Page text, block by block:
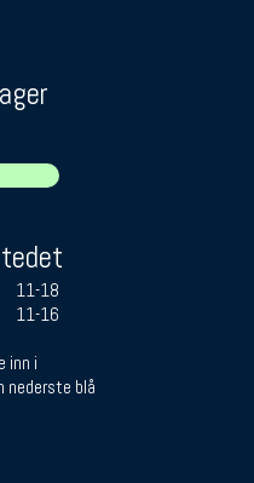
11-18
11-16
inn i
nederste blå